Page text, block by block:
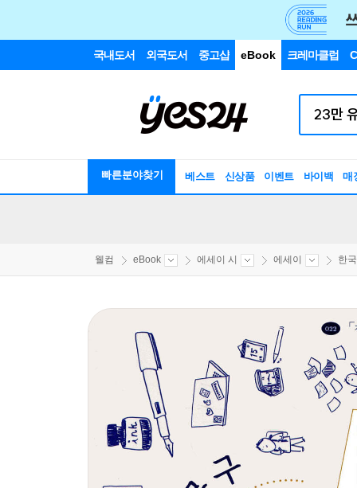
국내도서 외국도서 중고샵 eBook 크레마클럽
빠른분야찾기 베스트 신상품 이벤트 바이백 매
웰컴 eBook 에세이 시 에세이 한